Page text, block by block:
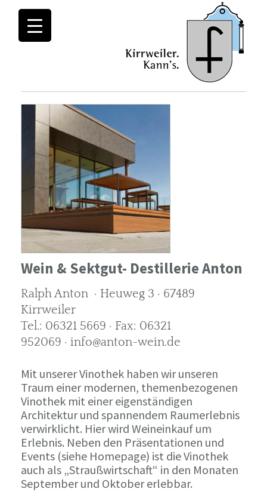
Wein & Sektgut- Destillerie Anton
Ralph Anton · Heuweg 3 · 67489
Kirrweiler
Tel.: 06321 5669 · Fax: 06321
952069 · info@anton-wein.de
Mit unserer Vinothek haben wir unseren
Traum einer modernen, themenbezogenen
Vinothek mit einer eigenständigen
Architektur und spannendem Raumerlebnis
verwirklicht. Hier wird Weineinkauf um
Erlebnis. Neben den Präsentationen und
Events (siehe Homepage) ist die Vinothek
auch als „Straußwirtschaft“ in den Monaten
September und Oktober erlebbar.